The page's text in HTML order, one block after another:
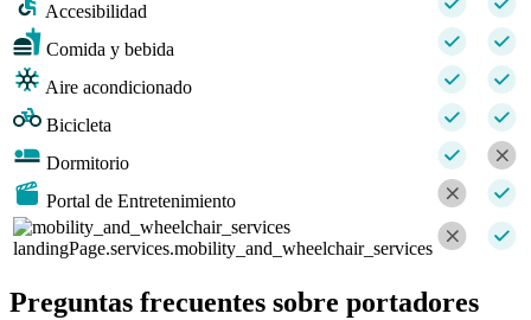
Accesibilidad
Comida y bebida
Aire acondicionado
Bicicleta
Dormitorio
Portal de Entretenimiento
landingPage.services.mobility_and_wheelchair_services
Preguntas frecuentes sobre portadores